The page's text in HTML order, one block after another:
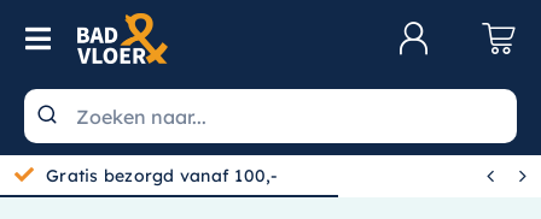
Skip to content
Toggle Navigation
Wastafels
Toiletten
Gratis bezorgd vanaf 100,-  